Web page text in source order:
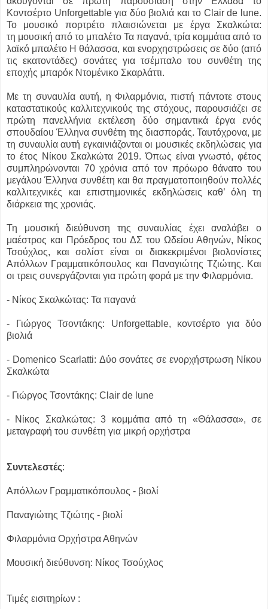
Κoντσέρτο Unforgettable για δύο βιολιά και το Clair de lune.
Το μουσικό πορτρέτο πλαισιώνεται με έργα Σκαλκώτα:
τη μουσική από το μπαλέτο Τα παγανά, τρία κομμάτια από το
λαϊκό μπαλέτο Ηθάλασσα, και ενορχηστρώσεις σε δύο (από
τις εκατοντάδες) σονάτες γιατσέμπαλο του συνθέτη της
εποχής μπαρόκ Ντομένικο Σκαρλάττι.
Με τη συναυλία αυτή, η Φιλαρμόνια, πιστή πάντοτε στους
καταστατικούς καλλιτεχνικούς της στόχους, παρουσιάζει σε
πρώτη πανελλήνια εκτέλεση δύοσημαντικά έργα ενός
σπουδαίου Έλληνα συνθέτη της διασποράς. Ταυτόχρονα, με
τη συναυλία αυτή εγκαινιάζονται οι μουσικές εκδηλώσεις για
το έτος Νίκου Σκαλκώτα 2019. Όπως είναι γνωστό, φέτος
συμπληρώνονται 70 χρόνια από τον πρόωρο θάνατο του
μεγάλου Έλληνα συνθέτη και θα πραγματοποιηθούν πολλές
καλλιτεχνικές και επιστημονικές εκδηλώσεις καθ’ όλη τη
διάρκεια της χρονιάς.
Τη μουσική διεύθυνση της συναυλίας έχει αναλάβει ο
μαέστρος και Πρόεδροςτου ΔΣ του Ωδείου Αθηνών, Νίκος
Τσούχλος, και σολίστ είναι οι διακεκριμένοι βιολονίστες
Απόλλων Γραμματικόπουλος και Παναγιώτης Τζιώτης. Και
οι τρεις συνεργάζονται για πρώτη φορά με την Φιλαρμόνια.
- Νίκος Σκαλκώτας: Τα παγανά
- Γιώργος Τσοντάκης: Unforgettable, κοντσέρτο για δύο
βιολιά
- Domenico Scarlatti: Δύο σονάτες σε ενορχήστρωση Νίκου
Σκαλκώτα
- Γιώργος Τσοντάκης: Clair de lune
- Νίκος Σκαλκώτας: 3 κομμάτια από τη «Θάλασσα», σε
μεταγραφή του συνθέτη για μικρή ορχήστρα
Συντελεστές:
Απόλλων Γραμματικόπουλος - βιολί
Παναγιώτης Τζιώτης - βιολί
Φιλαρμόνια Ορχήστρα Αθηνών
Μουσική διεύθυνση: Νίκος Τσούχλος
Τιμές εισιτηρίων :